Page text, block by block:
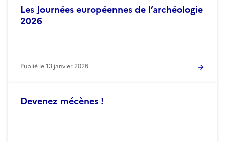
Les Journées européennes de l’archéologie
2026
Publié le13 janvier 2026
Devenez mécènes !